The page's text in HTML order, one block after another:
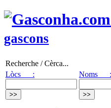
gascons
Recherche / Cèrca...
Lòcs :
Noms :